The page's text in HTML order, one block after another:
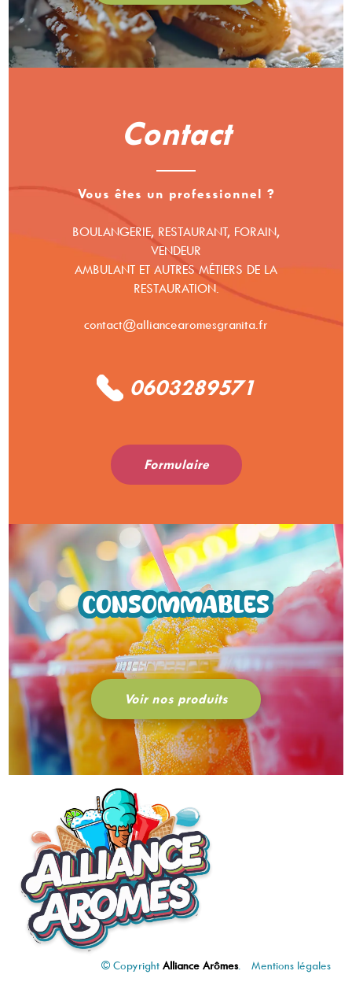
Contact
Vous êtes un professionnel ?
BOULANGERIE, RESTAURANT, FORAIN,
VENDEUR
AMBULANT ET AUTRES MÉTIERS DE LA
RESTAURATION.
contact@alliancearomesgranita.fr
0603289571
Formulaire
CONSOMMABLES
Voir nos produits
© Copyright Alliance Arômes. Mentions légales